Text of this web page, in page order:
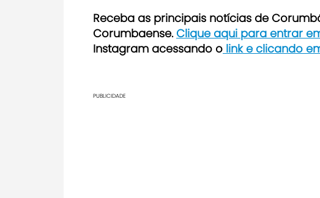
Receba as principais notícias de
Corumbaense.Clique aqui para entrar
Instagram acessando o link e clicando
PUBLICIDADE